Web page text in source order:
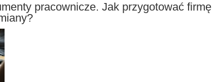
pracownicze. Jak przygotować firmę